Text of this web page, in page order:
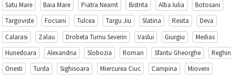
Satu Mare
Baia Mare Piatra Neamt Bistrita Alba Iulia
Botosani
Targoviste
Focsani Tulcea Targu Jiu Slatina Resita
Deva
Calarasi
Zalau Drobeta Turnu Severin Vaslui Giurgiu
Medias
Hunedoara
Alexandria Slobozia Roman Sfantu Gheorghe
Reghin
Onesti
Turda Sighisoara Miercurea Ciuc Campina Mioveni